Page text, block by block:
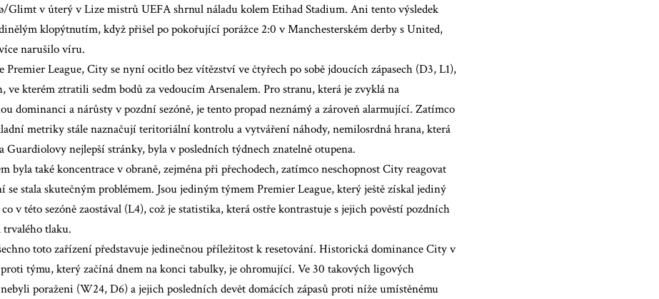
Glimt v úterý v Lize mistrů UEFAshrnul náladu kolem Etihad Stadium. Ani tento výsledek
klopýtnutím, když přišel po pokořující porážce 2:0 v Manchesterském derby s United,
narušilo víru.
Premier League, City se nyní ocitlo bez vítězství ve čtyřech po sobě jdoucích zápasech (D3, L1),
ve kterém ztratili sedm bodů za vedoucím Arsenalem. Pro stranu, která je zvyklá na
dominanci a nárůsty v pozdní sezóně, je tento propad neznámý a zároveň alarmující. Zatímco
metriky stále naznačují teritoriální kontrolu a vytváření náhody, nemilosrdná hrana, která
Guardiolovy nejlepší stránky, byla v posledních týdnech znatelně otupena.
byla také koncentrace v obraně, zejména při přechodech, zatímco neschopnost City reagovat
se stala skutečným problémem. Jsou jediným týmem Premier League, který ještě získal jediný
v této sezóně zaostával (L4), což je statistika, která ostře kontrastuje s jejich pověstí pozdních
trvalého tlaku.
toto zařízení představuje jedinečnou příležitost k resetování. Historická dominance City v
proti týmu, který začíná dnem na konci tabulky, je ohromující. Ve 30 takových ligových
nebyli poraženi (W24, D6) a jejich posledních devět domácích zápasů proti níže umístěnému